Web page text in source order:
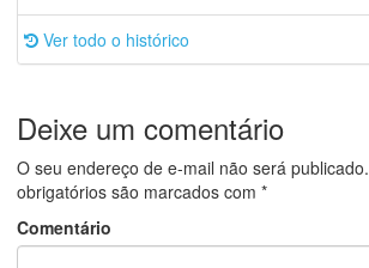
Ver todo o histórico
Deixe um comentário
O seu endereço de e-mail não será publicado.
obrigatórios são marcados com *
Comentário